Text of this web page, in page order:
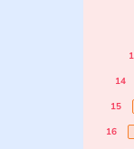
14
15
16